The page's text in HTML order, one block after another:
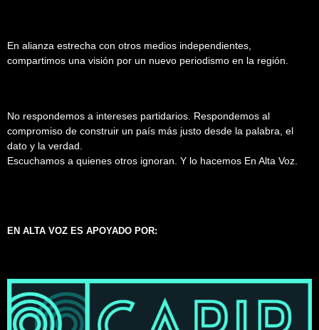
En alianza estrecha con otros medios independientes,
compartimos una visión por un nuevo periodismo en la región.
No respondemos a intereses partidarios. Respondemos al
compromiso de construir un país más justo desde la palabra, el
dato y la verdad.
Escuchamos a quienes otros ignoran. Y lo hacemos En Alta Voz.
EN ALTA VOZ ES APOYADO POR: